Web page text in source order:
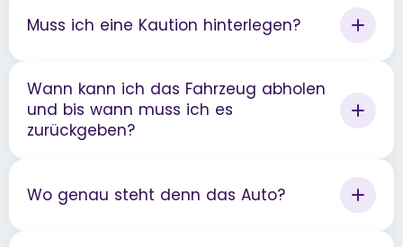
Muss ich eine Kaution hinterlegen?
Wann kann ich das Fahrzeug abholen
und bis wann muss ich es
zurückgeben?
Wo genau steht denn das Auto?